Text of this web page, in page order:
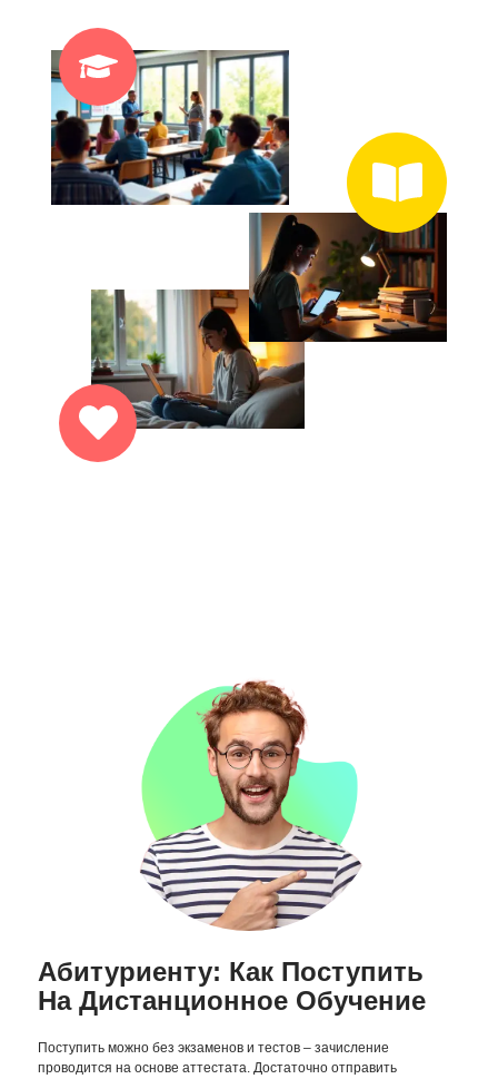
Абитуриенту: Как Поступить
На Дистанционное Обучение
Поступить можно без экзаменов и тестов – зачисление
проводится на основе аттестата. Достаточно отправить